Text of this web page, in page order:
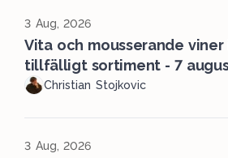
3 Aug, 2026
Vita och mousserande viner
tillfälligt sortiment - 7
Christian Stojkovic
3 Aug, 2026